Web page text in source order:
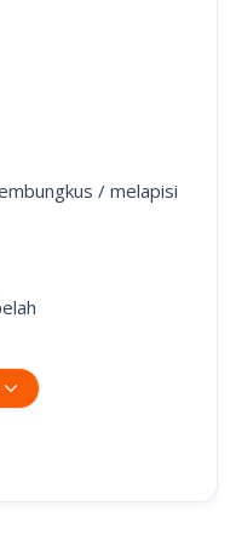
/ melapisi
saat pindahan